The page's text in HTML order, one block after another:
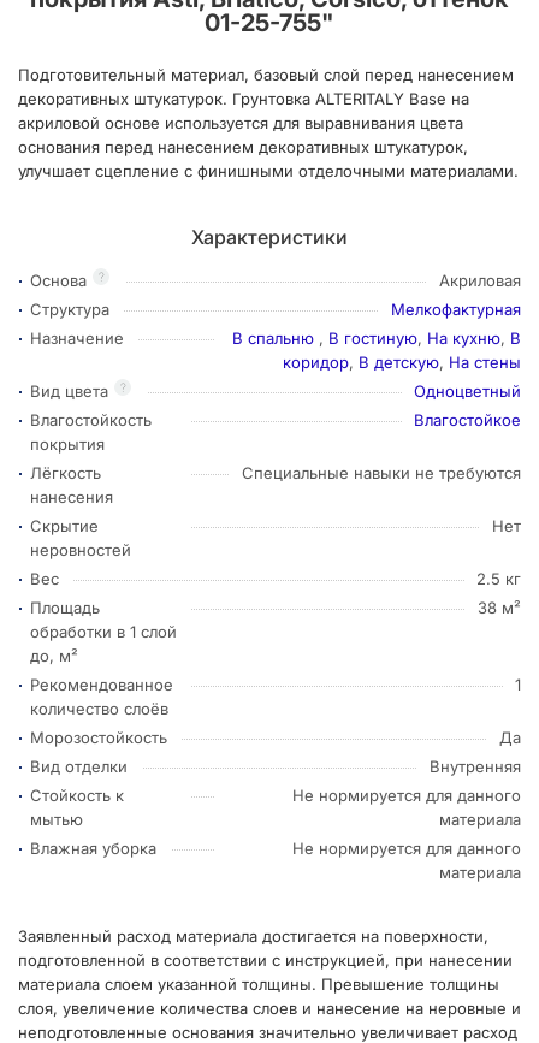
01-25-755"
Подготовительный материал, базовый слой перед нанесением
декоративных штукатурок. Грунтовка ALTERITALY Base на
акриловой основе используется для выравнивания цвета
основания перед нанесением декоративных штукатурок,
улучшает сцепление с финишными отделочными материалами.
Характеристики
?
Основа
Акриловая
Структура
Мелкофактурная
Назначение
В спальню , В гостиную, На кухню, В
коридор, В детскую, На стены
?
Вид цвета
Одноцветный
Влагостойкость
покрытия
Влагостойкое
Лёгкость
нанесения
Специальные навыки не требуются
Скрытие
неровностей
Нет
Вес
2.5 кг
Площадь
обработки в 1 слой
до, м²
38 м²
Рекомендованное
количество слоёв
1
Морозостойкость
Да
Вид отделки
Внутренняя
Стойкость к
мытью
Не нормируется для данного
материала
Влажная уборка
Не нормируется для данного
материала
Заявленный расход материала достигается на поверхности,
подготовленной в соответствии с инструкцией, при нанесении
материала слоем указанной толщины. Превышение толщины
слоя, увеличение количества слоев и нанесение на неровные и
неподготовленные основания значительно увеличивает расход